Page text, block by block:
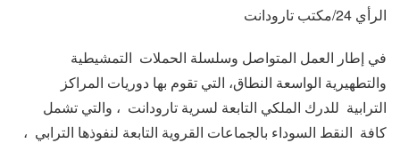
الرأي 24/مكتب تارودانت
في إطار العمل المتواصل وسلسلة الحملات التمشيطية
والتطهيرية الواسعة النطاق، التي تقوم بها دوريات المراكز
الترابية للدرك الملكي التابعة لسرية تارودانت ، والتي تشمل
كافة النقط السوداء بالجماعات القروية التابعة لنفوذها الترابي ،